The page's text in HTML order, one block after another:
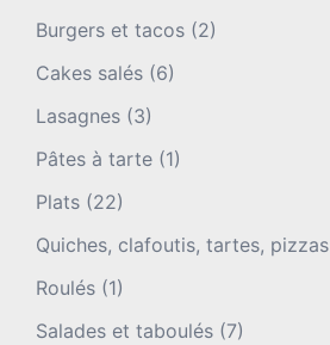
Burgers et tacos (2)
Cakes salés (6)
Lasagnes (3)
Pâtes à tarte (1)
Plats (22)
Quiches, clafoutis, tartes, pizzas
Roulés (1)
Salades et taboulés (7)